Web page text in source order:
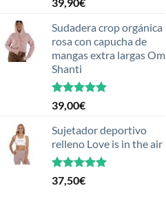
con
de 5
Sudadera crop orgánica
rosa con capucha de
mangas extra largas Om
Shanti
Valorado
con
de 5
39,00€
Sujetador deportivo
relleno Love is in the air
Valorado
con
37,50€